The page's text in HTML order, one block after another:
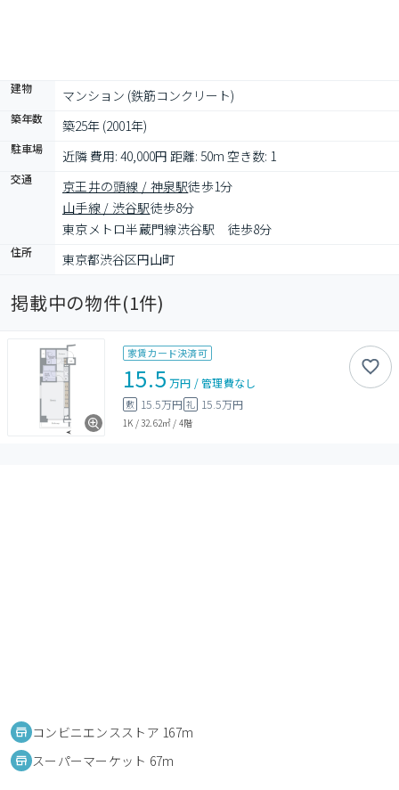
建物 マンション (鉄筋コンクリート)
築年数 築25年 (2001年)
駐車場 近隣 費用: 40,000円 距離: 50m 空き数: 1
交通 京王井の頭線 / 神泉駅徒歩1分
山手線 / 渋谷駅徒歩8分
東京メトロ半蔵門線渋谷駅　徒歩8分
住所 東京都渋谷区円山町
掲載中の物件(1件)
家賃カード決済可
15.5 万円 /管理費なし
敷 15.5万円 礼 15.5万円
1K /32.62㎡ / 4階
コンビニエンスストア 167m
スーパーマーケット 67m